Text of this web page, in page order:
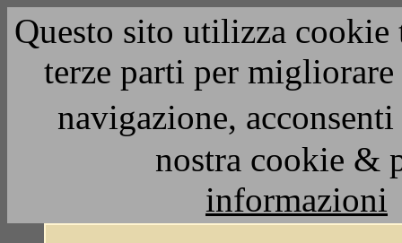
Questo sito utilizza
terze parti per
navigazione,
nostra cookie &
informazioni